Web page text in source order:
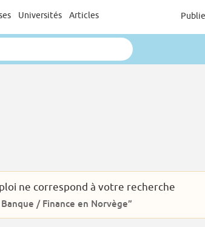
Universités Articles
ne correspond à votre recherche
Banque / Finance en Norvège”